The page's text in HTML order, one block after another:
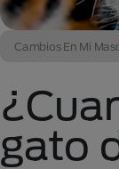
Cambios En Mi
gato